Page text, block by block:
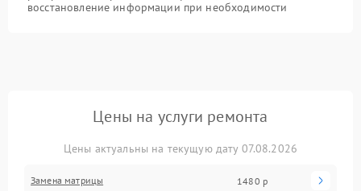
восстановление информации при необходимости
Цены на услуги ремонта
Цены актуальны на текущую дату 07.08.2026
Замена матрицы 1480 р